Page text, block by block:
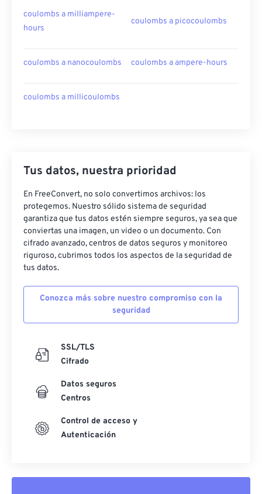
coulombs a milliampere-
hours
coulombs a picocoulombs
coulombs a nanocoulombs coulombs a ampere-hours
coulombs a millicoulombs
Tus datos, nuestra prioridad
En FreeConvert, no solo convertimos archivos: los
protegemos. Nuestro sólido sistema de seguridad
garantiza que tus datos estén siempre seguros, ya sea que
conviertas una imagen, un video o un documento. Con
cifrado avanzado, centros de datos seguros y monitoreo
riguroso, cubrimos todos los aspectos de la seguridad de
tus datos.
Conozca más sobre nuestro compromiso con la
seguridad
SSL/TLS
Cifrado
Datos seguros
Centros
Control de acceso y
Autenticación